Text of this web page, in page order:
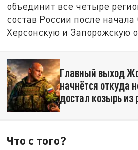
объединит все четыре
состав России после
Херсонскую и Запорожскую
Главный выход
начнётся откуда
достал козырь из
Что с того?